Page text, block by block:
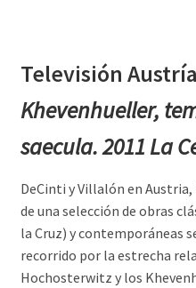
Televisión
Khevenhueller,
saecula. 2011 La
DeCinti y Villalón en
de una selección de obras
la Cruz) y contemporáneas
recorrido por la estrecha
Hochosterwitz y los